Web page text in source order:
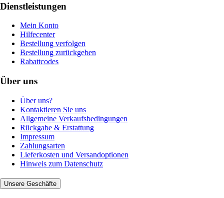
Dienstleistungen
Mein Konto
Hilfecenter
Bestellung verfolgen
Bestellung zurückgeben
Rabattcodes
Über uns
Über uns?
Kontaktieren Sie uns
Allgemeine Verkaufsbedingungen
Rückgabe & Erstattung
Impressum
Zahlungsarten
Lieferkosten und Versandoptionen
Hinweis zum Datenschutz
Unsere Geschäfte